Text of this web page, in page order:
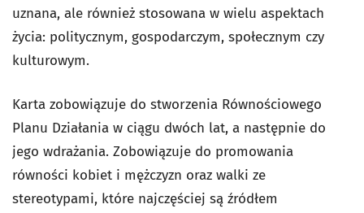
uznana, ale również stosowana w wielu aspektach
życia: politycznym, gospodarczym, społecznym czy
kulturowym.
Karta zobowiązuje do stworzenia Równościowego
Planu Działania w ciągu dwóch lat, a następnie do
jego wdrażania. Zobowiązuje do promowania
równości kobiet i mężczyzn oraz walki ze
stereotypami, które najczęściej są źródłem